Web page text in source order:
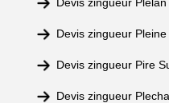
Devis zingueur
Devis zingueur Pire
Devis zingueur